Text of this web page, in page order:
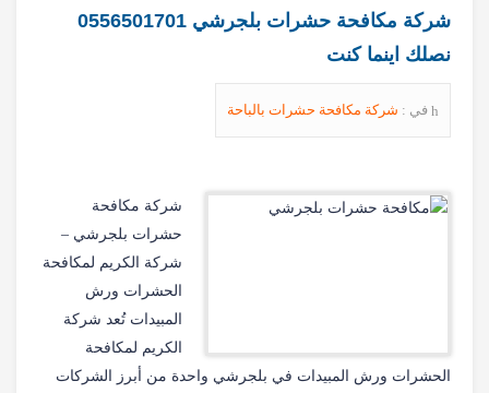
شركة مكافحة حشرات بلجرشي 0556501701
نصلك اينما كنت
في : شركة مكافحة حشرات بالباحة
شركة مكافحة
حشرات بلجرشي –
شركة الكريم لمكافحة
الحشرات ورش
المبيدات تُعد شركة
الكريم لمكافحة
الحشرات ورش المبيدات في بلجرشي واحدة من أبرز الشركات